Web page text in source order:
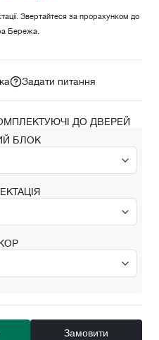
Звертайтеся за прорахунком до
Бережа.
Задати питання
ДО ДВЕРЕЙ
БЛОК
Замовити